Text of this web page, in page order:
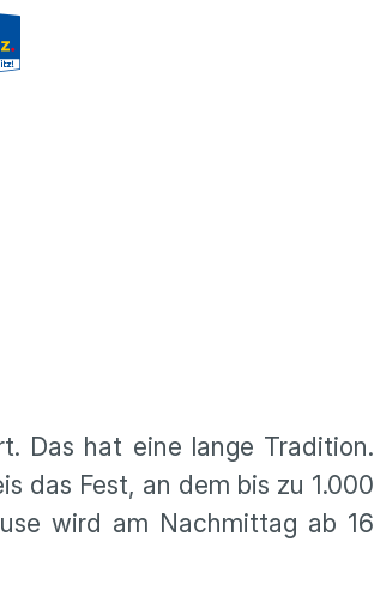
Das hat eine lange Tradition.
das Fest, an dem bis zu 1.000
wird am Nachmittag ab 16